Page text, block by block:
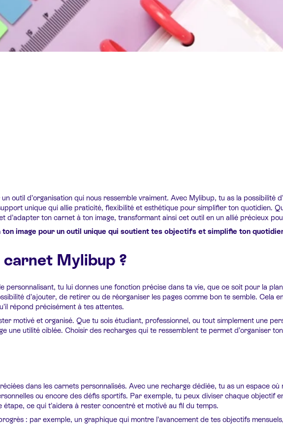
outil d’organisation qui nous ressemble vraiment. Avec Mylibup, tu as la possibilité
unique qui allie praticité, flexibilité et esthétique pour simplifier ton quotidien.
d’adapter ton carnet à ton image, transformant ainsi cet outil en un allié précieux
image pour un outil unique qui soutient tes objectifs et simplifie ton
Mylibup ?
personnalisant, tu lui donnes une fonction précise dans ta vie, que ce soit pour la
d’ajouter, de retirer ou de réorganiser les pages comme bon te semble. Cela
répond précisément à tes attentes.
motivé et organisé. Que tu sois étudiant, professionnel, ou tout simplement une
une utilité ciblée. Choisir des recharges qui te ressemblent te permet d’organiser
dans les carnets personnalisés. Avec une recharge dédiée, tu as un espace
ou encore des défis sportifs. Par exemple, tu peux diviser chaque objectif
ce qui t’aidera à rester concentré et motivé au fil du temps.
: par exemple, un graphique qui montre l’avancement de tes objectifs